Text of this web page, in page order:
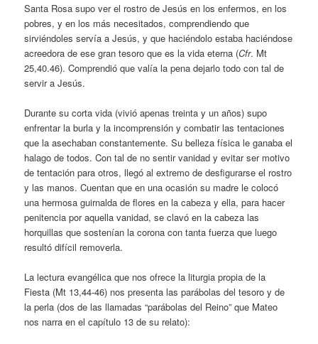
Santa Rosa supo ver el rostro de Jesús en los enfermos, en los
pobres, y en los más necesitados, comprendiendo que
sirviéndoles servía a Jesús, y que haciéndolo estaba haciéndose
acreedora de ese gran tesoro que es la vida eterna (Cfr. Mt
25,40.46). Comprendió que valía la pena dejarlo todo con tal de
servir a Jesús.
Durante su corta vida (vivió apenas treinta y un años) supo
enfrentar la burla y la incomprensión y combatir las tentaciones
que la asechaban constantemente. Su belleza física le ganaba el
halago de todos. Con tal de no sentir vanidad y evitar ser motivo
de tentación para otros, llegó al extremo de desfigurarse el rostro
y las manos. Cuentan que en una ocasión su madre le colocó
una hermosa guirnalda de flores en la cabeza y ella, para hacer
penitencia por aquella vanidad, se clavó en la cabeza las
horquillas que sostenían la corona con tanta fuerza que luego
resultó difícil removerla.
La lectura evangélica que nos ofrece la liturgia propia de la
Fiesta (Mt 13,44-46) nos presenta las parábolas del tesoro y de
la perla (dos de las llamadas “parábolas del Reino” que Mateo
nos narra en el capítulo 13 de su relato):